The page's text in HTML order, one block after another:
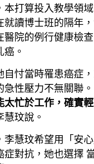
本打算投入教學領
就讀博士班的隔年
醫院的例行健康檢
癌。
自忖當時罹患癌症
急性壓力不無關聯。
太忙於工作，確實
慧玟說。
李慧玟希望用「安
症對抗，她也選擇